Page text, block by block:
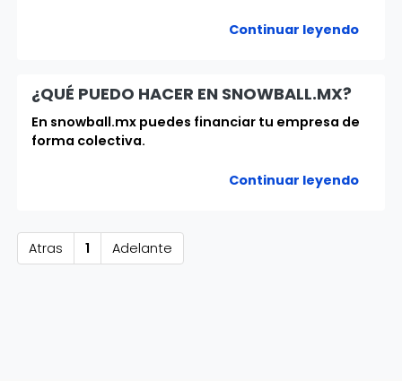
Continuar leyendo
¿QUÉ PUEDO HACER EN SNOWBALL.MX?
En snowball.mx puedes financiar tu empresa de
forma colectiva.
Continuar leyendo
Atras 1 Adelante